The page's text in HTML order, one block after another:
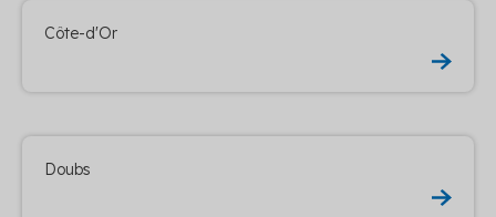
Côte-d'Or
Doubs